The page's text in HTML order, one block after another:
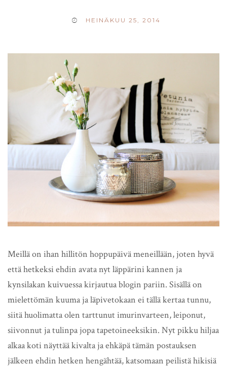
HEINÄKUU 25, 2014
Meillä on ihan hillitön hoppupäivä meneillään, joten hyvä
että hetkeksi ehdin avata nyt läppärini kannen ja
kynsilakan kuivuessa kirjautua blogin pariin. Sisällä on
mielettömän kuuma ja läpivetokaan ei tällä kertaa tunnu,
siitä huolimatta olen tarttunut imurinvarteen, leiponut,
siivonnut ja tulinpa jopa tapetoineeksikin. Nyt pikku hiljaa
alkaa koti näyttää kivalta ja ehkäpä tämän postauksen
jälkeen ehdin hetken hengähtää, katsomaan peilistä hikisiä